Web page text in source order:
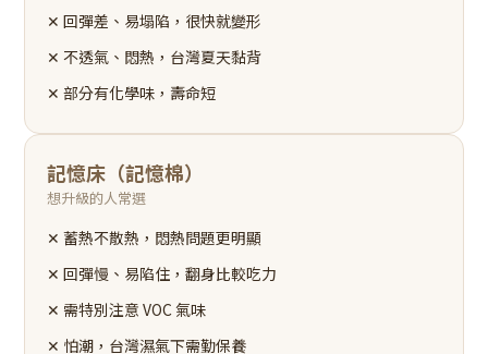
✕ 回彈差、易塌陷，很快就變形
✕ 不透氣、悶熱，台灣夏天黏背
✕ 部分有化學味，壽命短
記憶床（記憶棉）
想升級的人常選
✕ 蓄熱不散熱，悶熱問題更明顯
✕ 回彈慢、易陷住，翻身比較吃力
✕ 需特別注意 VOC 氣味
✕ 怕潮，台灣濕氣下需勤保養